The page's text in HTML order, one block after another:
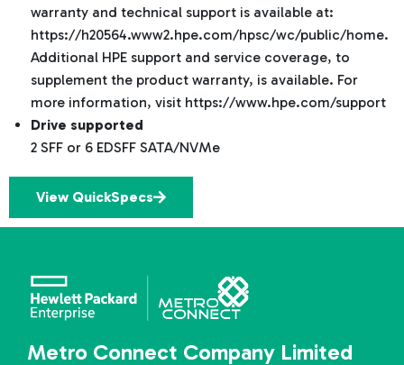
warranty and technical support is available at:
https://h20564.www2.hpe.com/hpsc/wc/public/home.
Additional HPE support and service coverage, to
supplement the product warranty, is available. For
more information, visit https://www.hpe.com/support
Drive supported
2 SFF or 6 EDSFF SATA/NVMe
View QuickSpecs
Metro Connect Company Limited